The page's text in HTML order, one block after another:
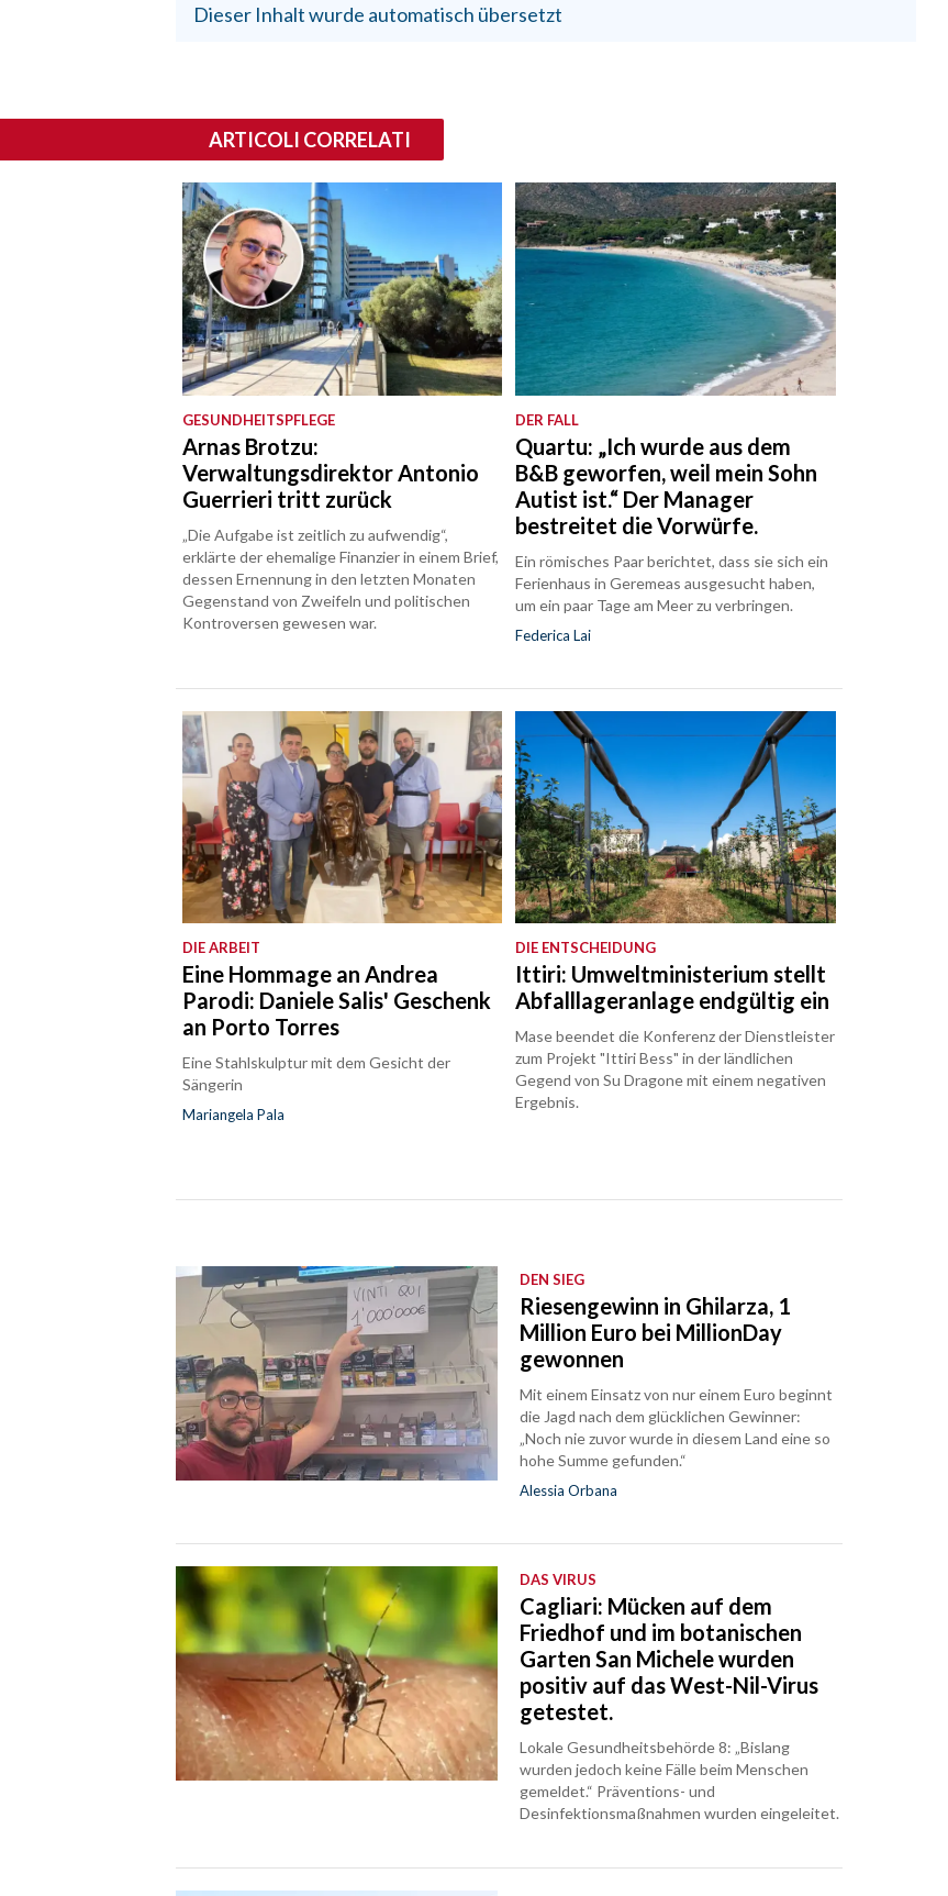
Dieser Inhalt wurde automatisch übersetzt
ARTICOLI CORRELATI
GESUNDHEITSPFLEGE
Arnas Brotzu:
Verwaltungsdirektor Antonio
Guerrieri tritt zurück
„Die Aufgabe ist zeitlich zu aufwendig“,
erklärte der ehemalige Finanzier in einem Brief,
dessen Ernennung in den letzten Monaten
Gegenstand von Zweifeln und politischen
Kontroversen gewesen war.
DER FALL
Quartu: „Ich wurde aus dem
B&B geworfen, weil mein Sohn
Autist ist.“ Der Manager
bestreitet die Vorwürfe.
Ein römisches Paar berichtet, dass sie sich ein
Ferienhaus in Geremeas ausgesucht haben,
um ein paar Tage am Meer zu verbringen.
Federica Lai
DIE ARBEIT
Eine Hommage an Andrea
Parodi: Daniele Salis' Geschenk
an Porto Torres
Eine Stahlskulptur mit dem Gesicht der
Sängerin
Mariangela Pala
DIE ENTSCHEIDUNG
Ittiri: Umweltministerium stellt
Abfalllageranlage endgültig ein
Mase beendet die Konferenz der Dienstleister
zum Projekt "Ittiri Bess" in der ländlichen
Gegend von Su Dragone mit einem negativen
Ergebnis.
DEN SIEG
Riesengewinn in Ghilarza, 1
Million Euro bei MillionDay
gewonnen
Mit einem Einsatz von nur einem Euro beginnt
die Jagd nach dem glücklichen Gewinner:
„Noch nie zuvor wurde in diesem Land eine so
hohe Summe gefunden.“
Alessia Orbana
DAS VIRUS
Cagliari: Mücken auf dem
Friedhof und im botanischen
Garten San Michele wurden
positiv auf das West-Nil-Virus
getestet.
Lokale Gesundheitsbehörde 8: „Bislang
wurden jedoch keine Fälle beim Menschen
gemeldet.“ Präventions- und
Desinfektionsmaßnahmen wurden eingeleitet.